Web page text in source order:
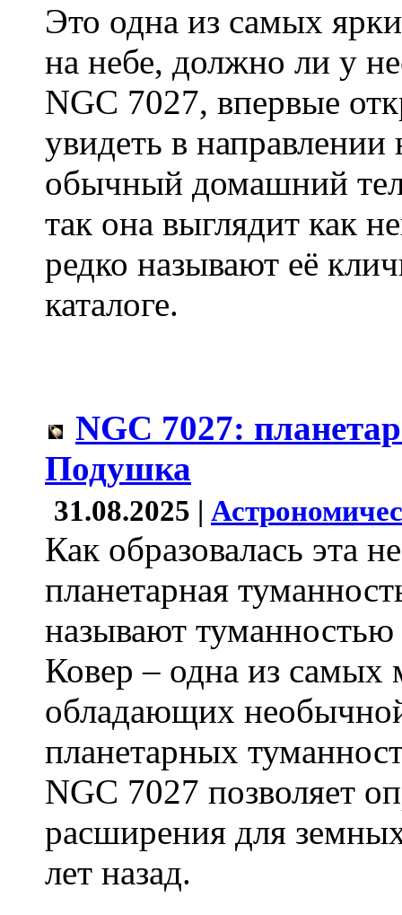
Это одна из самых
на небе, должно ли у
NGC 7027, впервые
увидеть в направлении
обычный домашний
так она выглядит как
редко называют её
каталоге.
NGC 7027:
Подушка
31.08.2025 |
Как образовалась эта
планетарная
называют
Ковер – одна из самых
обладающих
планетарных
NGC 7027 позволяет
расширения для
лет назад.